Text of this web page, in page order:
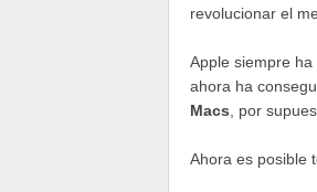
revolucionar el
Apple siempre
ahora ha
Macs , por
Ahora es posible